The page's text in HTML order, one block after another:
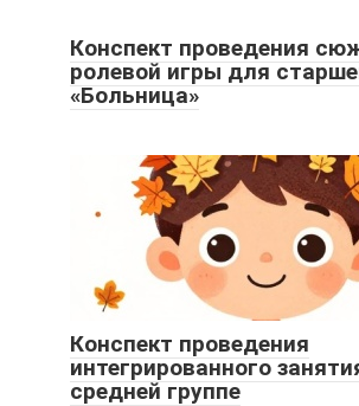
Конспект проведения
ролевой игры для
«Больница»
Конспект проведения
интегрированного
средней группе